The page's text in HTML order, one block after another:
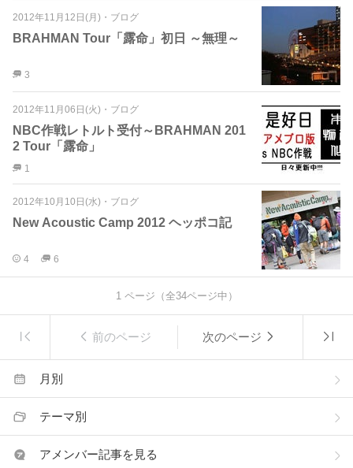
2012年11月12日(月) ・ ブログ
BRAHMAN Tour「露命」初日 ～無理～
3
2012年11月06日(火) ・ ブログ
NBC作戦レトルト受付～BRAHMAN 201
2 Tour「露命」
1
2012年10月10日(水) ・ ブログ
New Acoustic Camp 2012 ヘッポコ記
4 6
1ページ（全34ページ中）
前のページ 次のページ
月別
テーマ別
アメンバー記事を見る